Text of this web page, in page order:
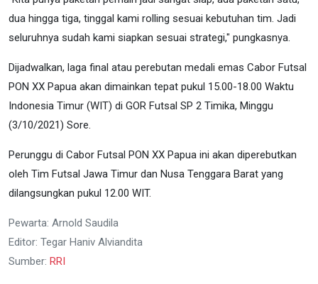
dua hingga tiga, tinggal kami rolling sesuai kebutuhan tim. Jadi
seluruhnya sudah kami siapkan sesuai strategi," pungkasnya.
Dijadwalkan, laga final atau perebutan medali emas Cabor Futsal
PON XX Papua akan dimainkan tepat pukul 15.00-18.00 Waktu
Indonesia Timur (WIT) di GOR Futsal SP 2 Timika, Minggu
(3/10/2021) Sore.
Perunggu di Cabor Futsal PON XX Papua ini akan diperebutkan
oleh Tim Futsal Jawa Timur dan Nusa Tenggara Barat yang
dilangsungkan pukul 12.00 WIT.
Pewarta: Arnold Saudila
Editor: Tegar Haniv Alviandita
Sumber: RRI